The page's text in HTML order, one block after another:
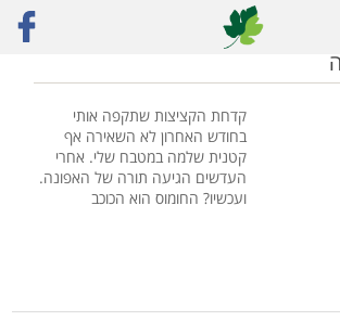
קדחת הקציצות שתקפה אותי
בחודש האחרון לא השאירה אף
קטנית שלמה במטבח שלי. אחרי
העדשים הגיעה תורה של האפונה.
ועכשיו? החומוס הוא הכוכב